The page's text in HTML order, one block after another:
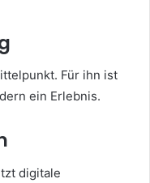
Für ihn ist
ein Erlebnis.
digitale